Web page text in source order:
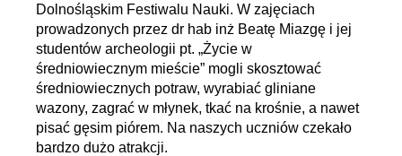
Dolnośląskim Festiwalu Nauki. W zajęciach
prowadzonych przez dr hab inż Beatę Miazgę i jej
studentów archeologii pt. „Życie w
średniowiecznym mieście” mogli skosztować
średniowiecznych potraw, wyrabiać gliniane
wazony, zagrać w młynek, tkać na krośnie, a nawet
pisać gęsim piórem. Na naszych uczniów czekało
bardzo dużo atrakcji.